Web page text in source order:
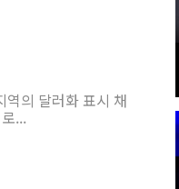
의 달러화 표시 채
...